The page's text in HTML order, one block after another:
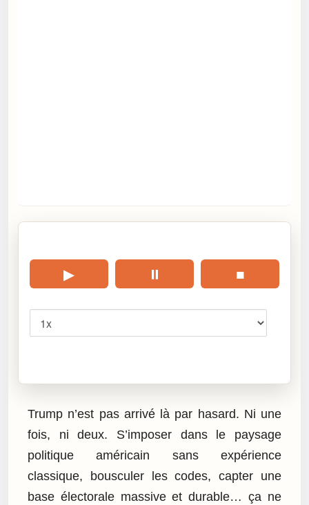
▶ ⏸ ■
Trump n’est pas arrivé là par hasard. Ni une
fois, ni deux. S’imposer dans le paysage
politique américain sans expérience
classique, bousculer les codes, capter une
base électorale massive et durable… ça ne